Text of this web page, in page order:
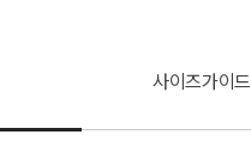
사이즈가이드